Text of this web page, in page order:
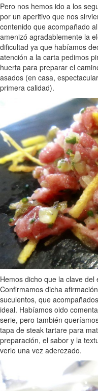
Pero nos hemos ido a los
por un aperitivo que nos
contenido que acompañado
amenizó agradablemente la
dificultad ya que habíamos
atención a la carta pedimos
huerta para preparar el
asados (en casa,
primera calidad).
Hemos dicho que la clave
Confirmamos dicha
suculentos, que
ideal. Habíamos oido
serie, pero también
tapa de steak tartare para
preparación, el sabor y la
verlo una vez aderezado.